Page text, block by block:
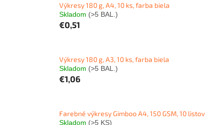
Výkresy 180 g, A4, 10 ks, farba biela
Skladom (>5 BAL.)
€0,51
Výkresy 180 g, A3, 10 ks, farba biela
Skladom (>5 BAL.)
€1,06
Farebné výkresy Gimboo A4, 150 GSM, 10 listov
Skladom (>5 KS)